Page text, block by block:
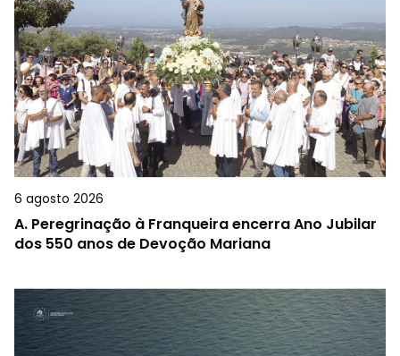
6 agosto 2026
A. Peregrinação à Franqueira encerra Ano Jubilar
dos 550 anos de Devoção Mariana